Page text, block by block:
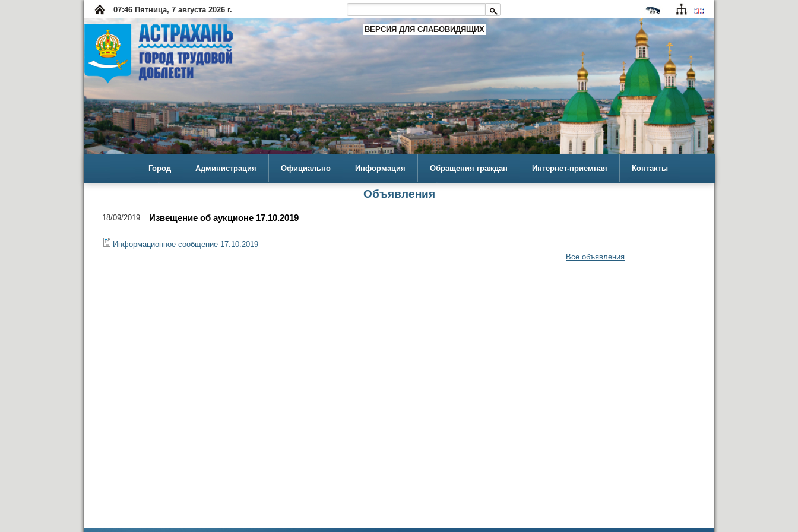
07:46 Пятница, 7 августа 2026 г.
ВЕРСИЯ ДЛЯ СЛАБОВИДЯЩИХ
Город Администрация Официально Информация Обращения граждан Интернет-приемная Контакты
Объявления
18/09/2019 Извещение об аукционе 17.10.2019
Информационное сообщение 17.10.2019
Все объявления